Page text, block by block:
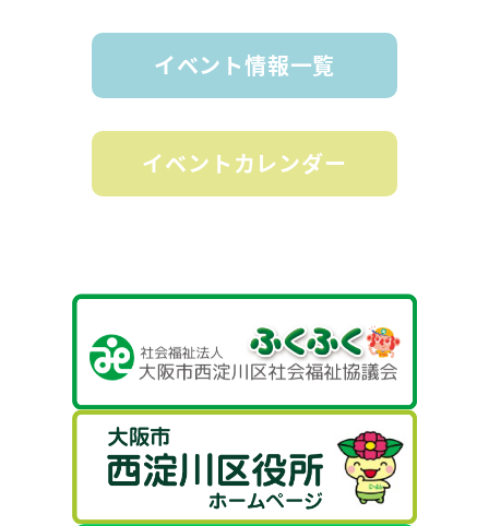
イベント情報一覧
イベントカレンダー